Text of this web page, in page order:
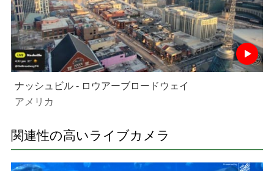
ナッシュビル - ロウアーブロードウェイ
アメリカ
関連性の高いライブカメラ